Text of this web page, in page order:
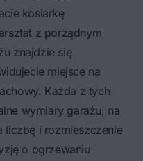
kosiarkę
z porządnym
znajdzie się
miejsce na
Każda z tych
wymiary garażu, na
liczbę i rozmieszczenie
o ogrzewaniu